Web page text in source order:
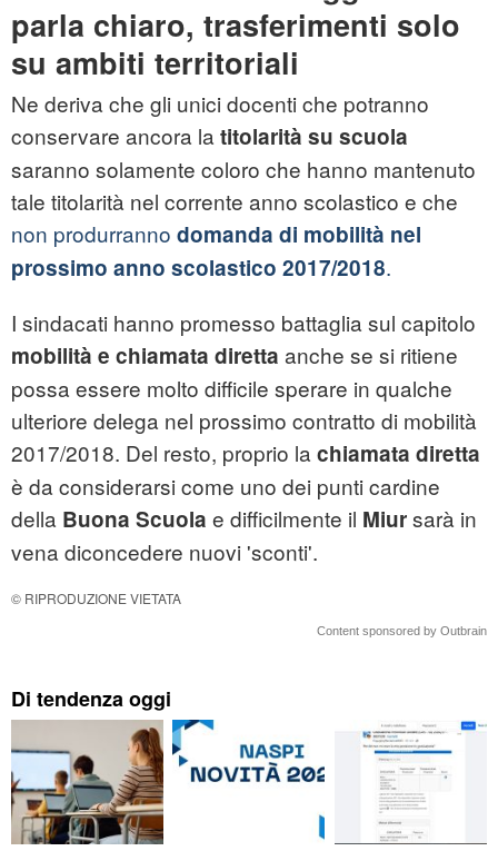
parla chiaro, trasferimenti solo
su ambiti territoriali
Ne deriva che gli unici docenti che potranno
conservare ancora la titolarità su scuola
saranno solamente coloro che hanno mantenuto
tale titolarità nel corrente anno scolastico e che
non produrranno domanda di mobilità nel
prossimo anno scolastico 2017/2018.
I sindacati hanno promesso battaglia sul capitolo
mobilità e chiamata diretta anche se si ritiene
possa essere molto difficile sperare in qualche
ulteriore delega nel prossimo contratto di mobilità
2017/2018. Del resto, proprio la chiamata diretta
è da considerarsi come uno dei punti cardine
della Buona Scuola e difficilmente il Miursarà in
vena diconcedere nuovi 'sconti'.
© RIPRODUZIONE VIETATA
Content sponsored by Outbrain
Di tendenza oggi